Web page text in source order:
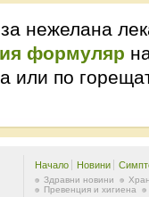
нежелана
формуляр
или по
Начало Новини
Здравни новини
Превенция и хигиена